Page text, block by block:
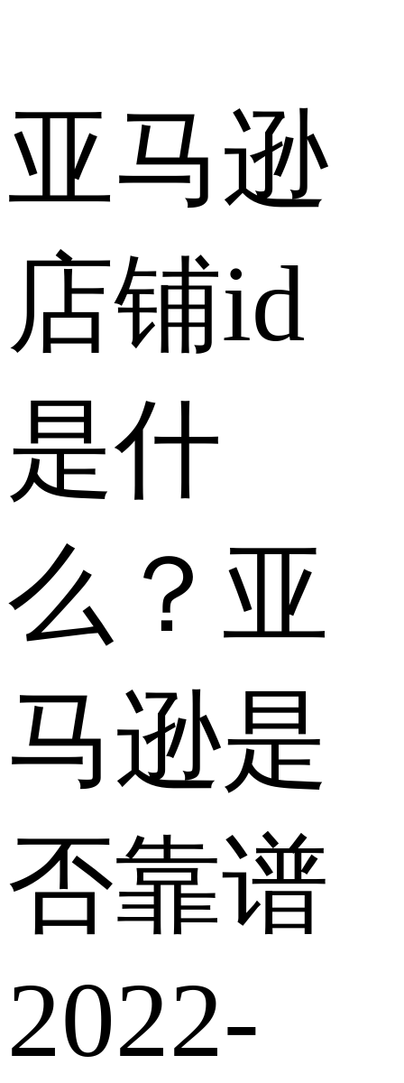
亚马逊
店铺id
是什
么？亚
马逊是
否靠谱
2022-